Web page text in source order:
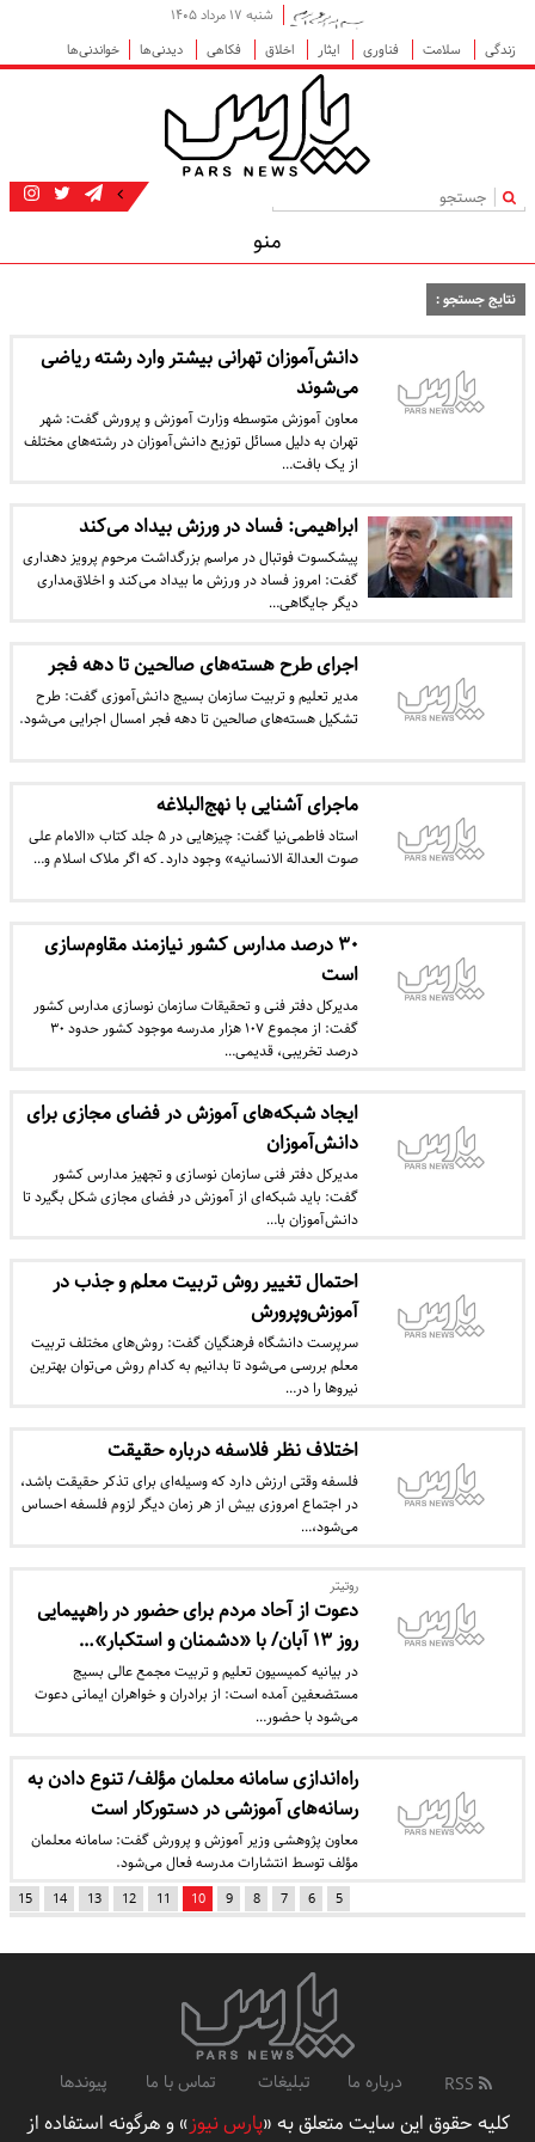
شنبه ۱۷ مرداد ۱۴۰۵
زندگی
سلامت فناوری ایثار اخلاق فکاهی دیدنی‌ها خواندنی‌ها
|
منو
نتایج جستجو :
دانش‌آموزان تهرانی بیشتر وارد رشته‌ ریاضی
می‌شوند
معاون آموزش متوسطه وزارت آموزش و پرورش گفت: شهر
تهران به دلیل مسائل توزیع دانش‌آموزان در رشته‌های مختلف
از یک بافت…
ابراهیمی: فساد در ورزش بیداد می‌کند
پیشکسوت فوتبال در مراسم بزرگداشت مرحوم پرویز دهداری
گفت: امروز فساد در ورزش ما بیداد می‌کند و اخلاق‌مداری
دیگر جایگاهی…
اجرای طرح هسته‌های صالحین تا دهه فجر
مدیر تعلیم و تربیت سازمان بسیج دانش‌آ‌موزی گفت: طرح
تشکیل هسته‌های صالحین تا دهه فجر امسال اجرایی می‌شود.
ماجرای آشنایی با نهج‌البلاغه
استاد فاطمی‌نیا گفت: چیزهایی در ۵ جلد کتاب «الامام علی
صوت العدالة الانسانیه» وجود دارد ـ که اگر ملاک اسلام و…
۳۰ درصد مدارس کشور نیازمند مقاوم‌سازی
است
مدیرکل دفتر فنی و تحقیقات سازمان نوسازی مدارس کشور
گفت: از مجموع ۱۰۷ هزار مدرسه موجود کشور حدود ۳۰
درصد تخریبی، قدیمی…
ایجاد شبکه‌های آموزش در فضای مجازی برای
دانش‌آموزان
مدیرکل دفتر فنی سازمان نوسازی و تجهیز مدارس کشور
گفت: باید شبکه‌ای از آموزش در فضای مجازی شکل بگیرد تا
دانش‌آموزان با…
احتمال تغییر روش‌ تربیت معلم و جذب در
آموزش‌وپرورش
سرپرست دانشگاه فرهنگیان گفت:‌ روش‌های مختلف تربیت
معلم بررسی می‌شود تا بدانیم به کدام روش می‌توان بهترین
نیروها را در…
اختلاف نظر فلاسفه درباره حقیقت
فلسفه وقتی ارزش دارد که وسیله‌ای برای تذکر حقیقت باشد،
در اجتماع امروزی بیش از هر زمان دیگر لزوم فلسفه احساس
می‌شود،…
روتیتر
دعوت از آحاد مردم برای حضور در راهپیمایی
روز ۱۳ آبان/ با «دشمنان و استکبار»…
در بیانیه کمیسیون تعلیم و تربیت مجمع عالی بسیج
مستضعفین آمده است: از برادران و خواهران ایمانی دعوت
می‌شود با حضور…
راه‌اندازی سامانه معلمان مؤلف/ تنوع دادن به
رسانه‌های آموزشی در دستورکار است
معاون پژوهشی وزیر آموزش و پرورش گفت: سامانه معلمان
مؤلف توسط انتشارات مدرسه فعال می‌شود.
5
6
7
8
9
10
11
12
13
14
15
درباره ما تبلیغات تماس با ما پیوندها
کلیه حقوق این سایت متعلق به «پارس نیوز» و هرگونه استفاده از